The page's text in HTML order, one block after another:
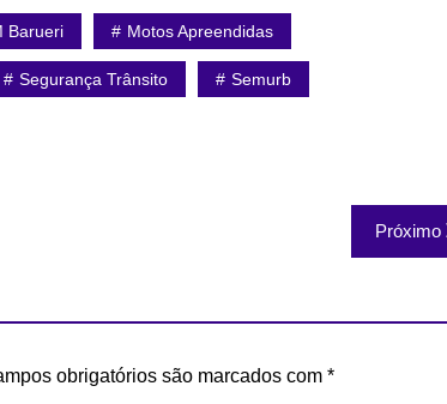
Barueri Motos Apreendidas
Segurança Trânsito Semurb
Próximo
obrigatórios são marcados com *